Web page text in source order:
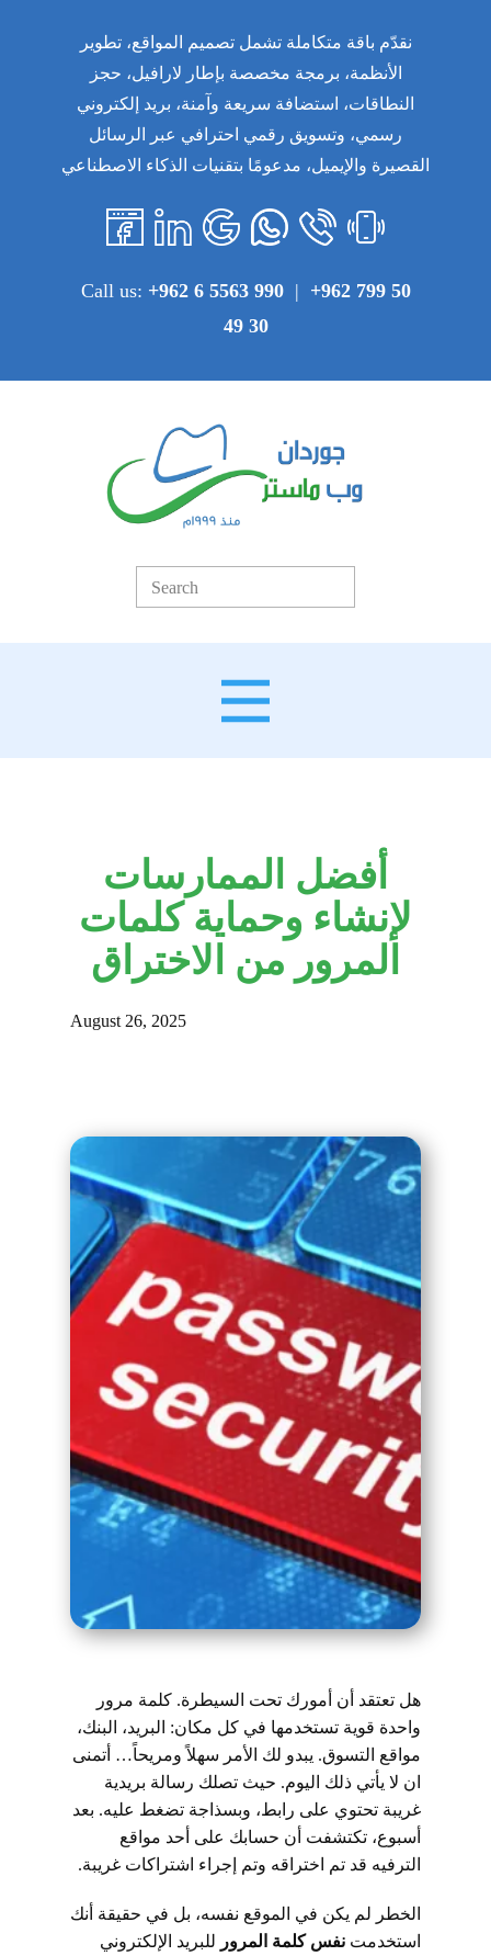
نقدّم باقة متكاملة تشمل تصميم المواقع، تطوير
الأنظمة، برمجة مخصصة بإطار لارافيل، حجز
النطاقات، استضافة سريعة وآمنة، بريد إلكتروني
رسمي، وتسويق رقمي احترافي عبر الرسائل
القصيرة والإيميل، مدعومًا بتقنيات الذكاء الاصطناعي
Call us: +962 6 5563 990| +962 799 50
49 30
أفضل الممارسات
لإنشاء وحماية كلمات
المرور من الاختراق
August 26, 2025
هل تعتقد أن أمورك تحت السيطرة. كلمة مرور
واحدة قوية تستخدمها في كل مكان: البريد، البنك،
مواقع التسوق. يبدو لك الأمر سهلاً ومريحاً… أتمنى
ان لا يأتي ذلك اليوم. حيث تصلك رسالة بريدية
غريبة تحتوي على رابط، وبسذاجة تضغط عليه. بعد
أسبوع، تكتشفت أن حسابك على أحد مواقع
الترفيه قد تم اختراقه وتم إجراء اشتراكات غريبة.
الخطر لم يكن في الموقع نفسه، بل في حقيقة أنك
استخدمت نفس كلمة المرور للبريد الإلكتروني